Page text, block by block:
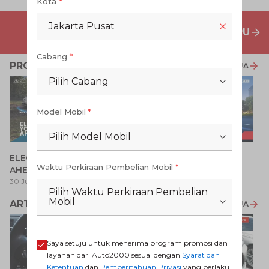
PENAWARAN MOBIL BARU
PROMO TERKAIT LIHAT SEMUA
ELECTRIFY YOUR PATH
AHEAD
30 Jul 2026
ARTIKEL LAINNYA LIHAT SEMUA
Jakarta Pusat
Cabang *
Pilih Cabang
Model Mobil *
Pilih Model Mobil
Waktu Perkiraan Pembelian Mobil *
Pilih Waktu Perkiraan Pembelian
Mobil
Saya setuju untuk menerima program promosi dan
layanan dari Auto2000 sesuai dengan Syarat dan
Ketentuan dan Pemberitahuan Privasi yang berlaku.